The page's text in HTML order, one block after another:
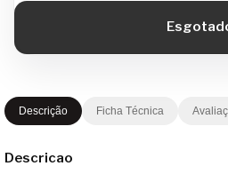
Descrição Ficha Técnica
Descricao